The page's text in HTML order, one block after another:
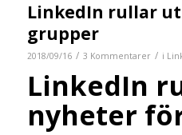
LinkedIn rullar
grupper
2018/09/16 / 3 Kommentarer / i
LinkedIn
nyheter